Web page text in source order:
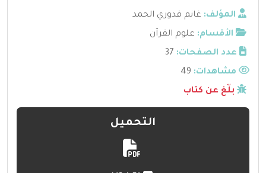
المؤلف: غانم قدوري الحمد
الأقسام: علوم القرآن
عدد الصفحات: 37
مشاهدات:
بلّغ عن كتاب
التحميل